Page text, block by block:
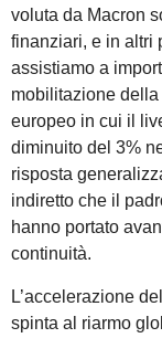
voluta da Macron
finanziari, e in altri
assistiamo a
mobilitazione
europeo in cui il
diminuito del 3%
risposta
indiretto che il
hanno portato
continuità.
L’accelerazione
spinta al riarmo